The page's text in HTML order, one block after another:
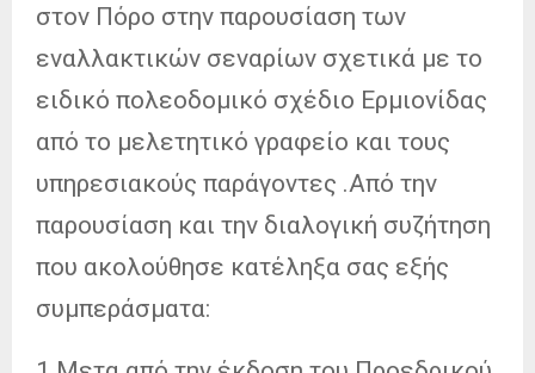
στον Πόρο στην παρουσίαση των
εναλλακτικών σεναρίων σχετικά με το
ειδικό πολεοδομικό σχέδιο Ερμιονίδας
από το μελετητικό γραφείο και τους
υπηρεσιακούς παράγοντες .Από την
παρουσίαση και την διαλογική συζήτηση
που ακολούθησε κατέληξα σας εξής
συμπεράσματα: